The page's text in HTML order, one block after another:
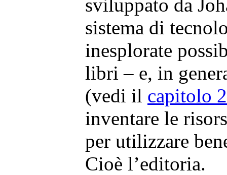
sviluppato da
sistema di
inesplorate
libri – e, in
(vedi il capitolo
inventare le
per utilizzare
Cioè l’editoria.